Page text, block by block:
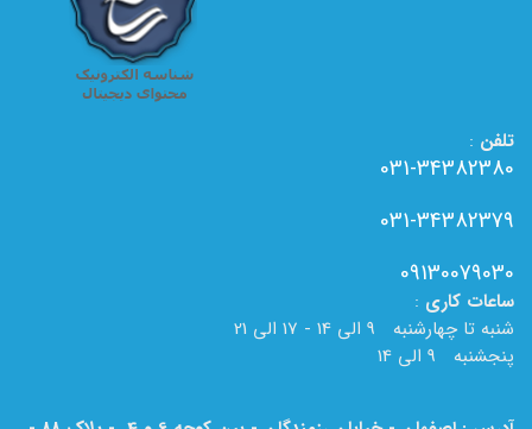
تلفن :
031-34382380
031-34382379
09130079030
ساعات کاری :
شنبه تا چهارشنبه 9 الی 14 - 17 الی 21
پنجشنبه 9 الی 14